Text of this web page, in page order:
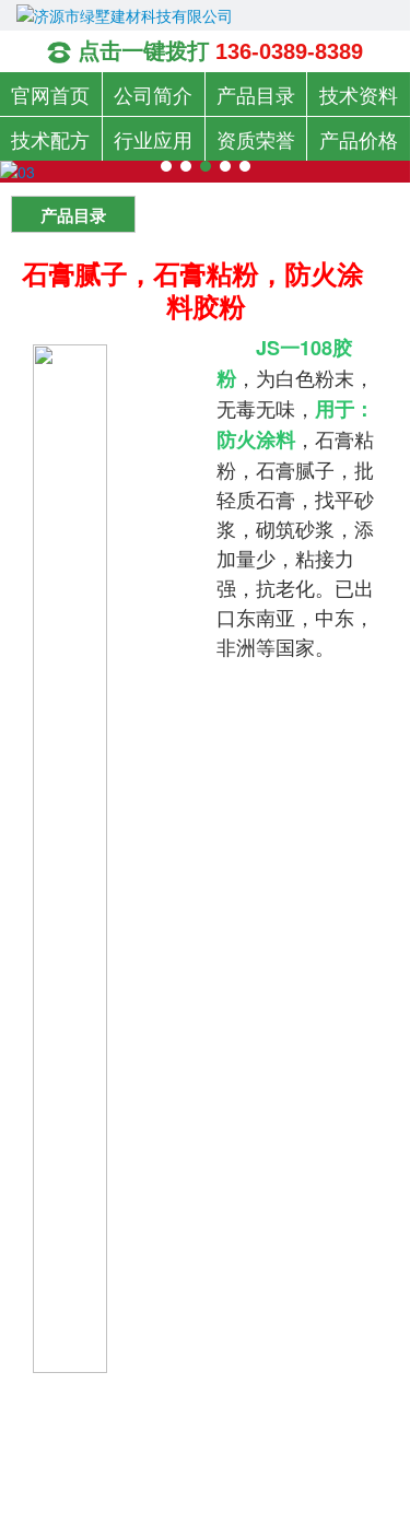
点击一键拨打 136-0389-8389
官网首页 公司简介 产品目录
技术资料
技术配方
行业应用 资质荣誉 产品价格
产品目录
石膏腻子，石膏粘粉，防火涂
料胶粉
JS一108胶
粉，为白色粉末，
无毒无味， 用于：
防火涂料，石膏粘
粉， 石膏腻子， 批
轻质石膏，找平砂
浆，砌筑砂浆，添
加量少，粘接力
强，抗老化。已出
口东南亚，中东，
非洲等国家。